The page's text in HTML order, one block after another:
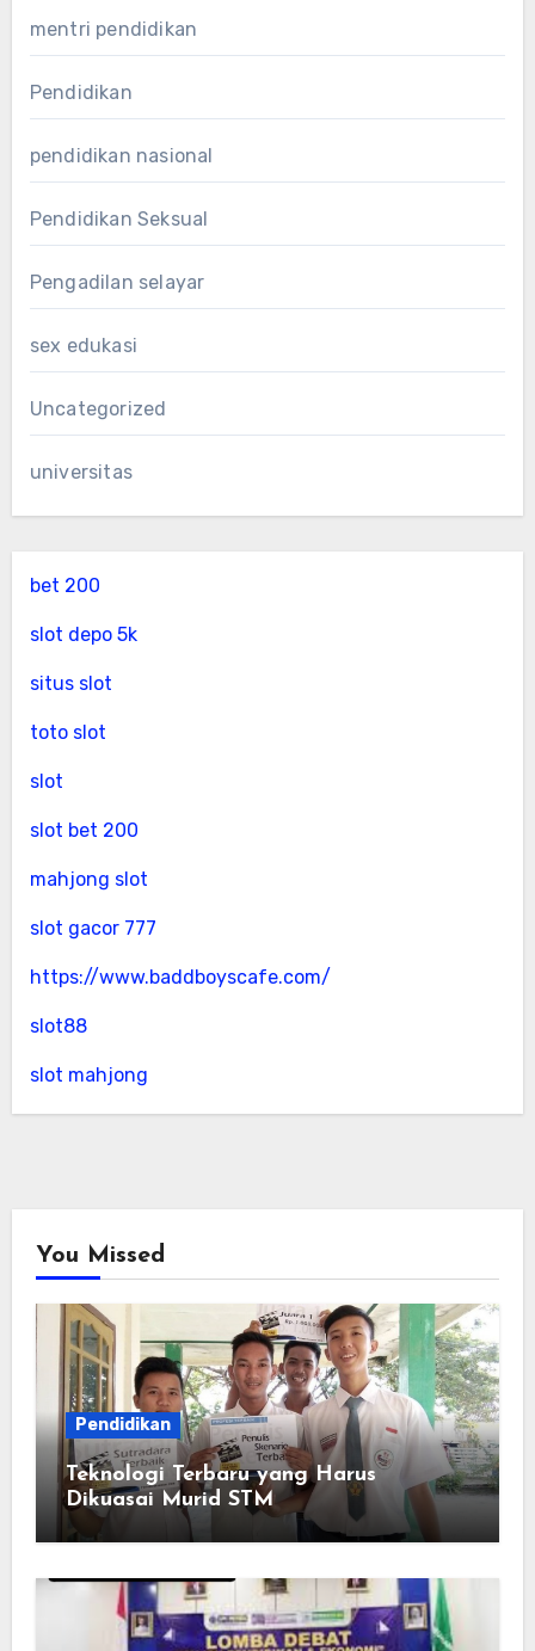
mentri pendidikan
Pendidikan
pendidikan nasional
Pendidikan Seksual
Pengadilan selayar
sex edukasi
Uncategorized
universitas
bet 200
slot depo 5k
situs slot
toto slot
slot
slot bet 200
mahjong slot
slot gacor 777
https://www.baddboyscafe.com/
slot88
slot mahjong
You Missed
Pendidikan
Teknologi Terbaru yang Harus
Dikuasai Murid STM